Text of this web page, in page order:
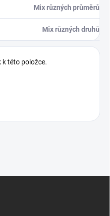
Mix různých průměrů
Mix různých druhů
k této položce.